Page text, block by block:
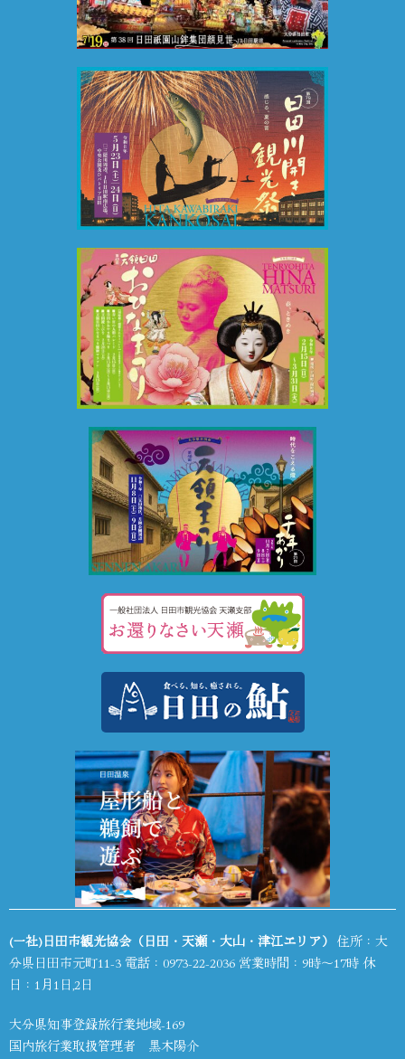
(一社)日田市観光協会（日田・天瀬・大山・津江エリア） 住所：大
分県日田市元町11-3 電話： 0973-22-2036 営業時間：9時～17時 休
日：1月1日,2日
大分県知事登録旅行業地域-169
国内旅行業取扱管理者 黒木陽介